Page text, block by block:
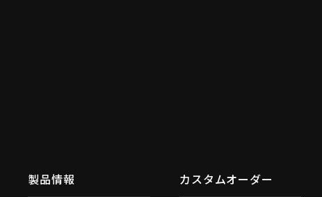
製品情報 カスタムオーダー